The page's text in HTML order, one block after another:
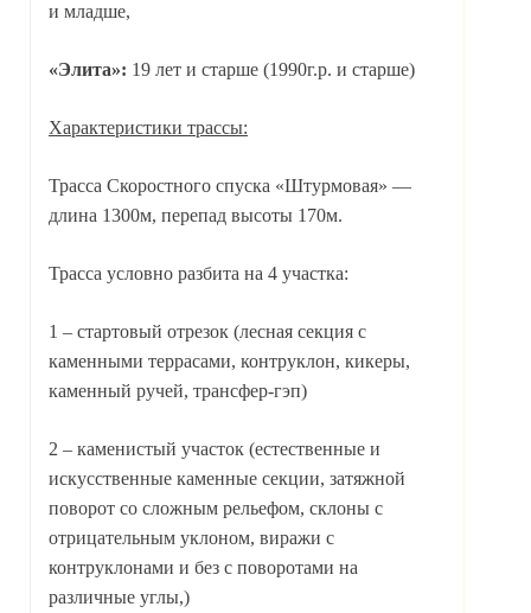
и младше,
«Элита»: 19 лет и старше (1990г.р. и старше)
Характеристики трассы:
Трасса Скоростного спуска «Штурмовая» —
длина 1300м, перепад высоты 170м.
Трасса условно разбита на 4 участка:
1 – стартовый отрезок (лесная секция с
каменными террасами, контруклон, кикеры,
каменный ручей, трансфер-гэп)
2 – каменистый участок (естественные и
искусственные каменные секции, затяжной
поворот со сложным рельефом, склоны с
отрицательным уклоном, виражи с
контруклонами и без с поворотами на
различные углы,)